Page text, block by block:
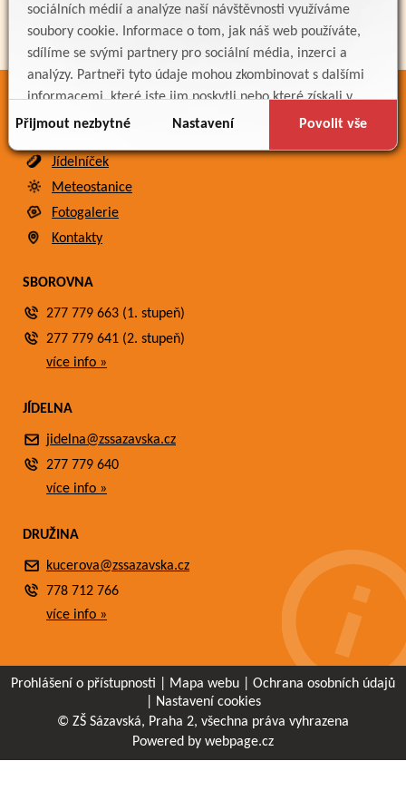
sociálních médií a analýze naší návštěvnosti využíváme
soubory cookie. Informace o tom, jak náš web používáte,
sdílíme se svými partnery pro sociální média, inzerci a
analýzy. Partneři tyto údaje mohou zkombinovat s dalšími
informacemi, které jste jim poskytli nebo které získali v
důsledku toho, že používáte jejich služby.
Přijmout nezbytné Nastavení Povolit vše
Jídelníček
Meteostanice
Fotogalerie
Kontakty
SBOROVNA
277 779 663 (1. stupeň)
277 779 641 (2. stupeň)
více info »
JÍDELNA
jidelna@zssazavska.cz
277 779 640
více info »
DRUŽINA
kucerova@zssazavska.cz
778 712 766
více info »
Prohlášení o přístupnosti Mapa webu
Ochrana osobních údajů
Nastavení cookies
© ZŠ Sázavská, Praha 2, všechna práva vyhrazena
Powered by webpage.cz